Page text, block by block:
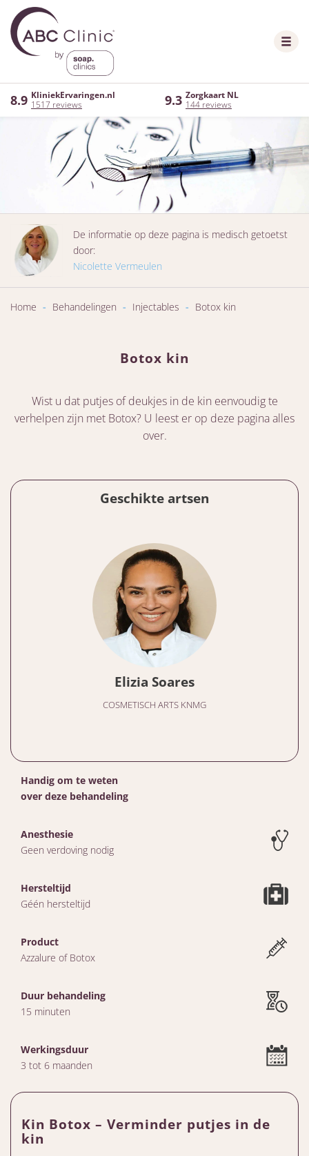
8.9 KliniekErvaringen.nl
1517 reviews
9.3 Zorgkaart NL
144 reviews
De informatie op deze pagina is medisch getoetst
door:
Nicolette Vermeulen
Home - Behandelingen - Injectables - Botox kin
Botox kin
Wist u dat putjes of deukjes in de kin eenvoudig te
verhelpen zijn met Botox? U leest er op deze pagina alles
over.
Geschikte artsen
Elizia Soares
COSMETISCH ARTS KNMG
Handig om te weten
over deze behandeling
Anesthesie
Geen verdoving nodig
Hersteltijd
Géén hersteltijd
Product
Azzalure of Botox
Duur behandeling
15 minuten
Werkingsduur
3 tot 6 maanden
Kin Botox – Verminder putjes in de
kin